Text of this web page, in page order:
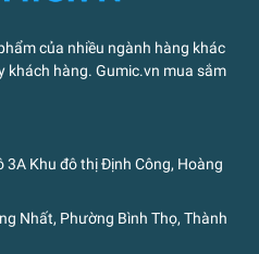
của nhiều ngành hàng khác
khách hàng. Gumic.vn mua sắm
3A Khu đô thị Định Công, Hoàng
Nhất, Phường Bình Thọ, Thành